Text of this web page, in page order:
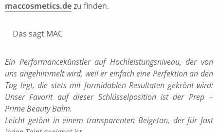
maccosmetics.dezu finden.
Das sagt MAC
Ein Performancekünstler auf Hochleistungsniveau, der von
uns angehimmelt wird, weil er einfach eine Perfektion an den
Tag legt, die stets mit formidablen Resultaten gekrönt wird:
Unser Favorit auf dieser Schlüsselposition ist der Prep +
Prime Beauty Balm.
Leicht getönt in einem transparenten Beigeton, der für fast